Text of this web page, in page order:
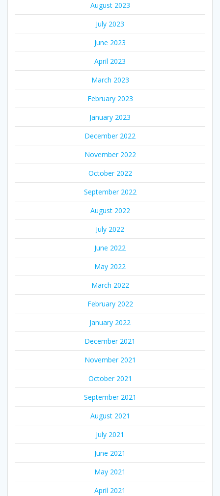
August 2023
July 2023
June 2023
April 2023
March 2023
February 2023
January 2023
December 2022
November 2022
October 2022
September 2022
August 2022
July 2022
June 2022
May 2022
March 2022
February 2022
January 2022
December 2021
November 2021
October 2021
September 2021
August 2021
July 2021
June 2021
May 2021
April 2021